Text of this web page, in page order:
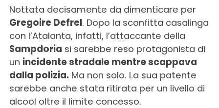
Nottata decisamente da dimenticare per
Gregoire Defrel. Dopo la sconfitta casalinga
con l’Atalanta, infatti, l’attaccante della
Sampdoria si sarebbe reso protagonista di
un incidente stradale mentre scappava
dalla polizia. Ma non solo. La sua patente
sarebbe anche stata ritirata per un livello di
alcool oltre il limite concesso.